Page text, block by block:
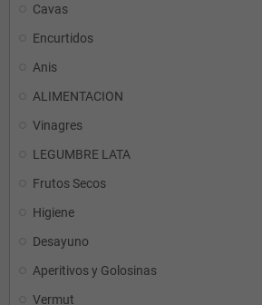
Cavas
Encurtidos
Anis
ALIMENTACION
Vinagres
LEGUMBRE LATA
Frutos Secos
Higiene
Desayuno
Aperitivos y Golosinas
Vermut